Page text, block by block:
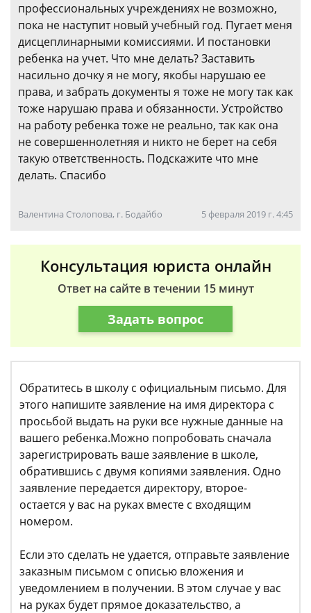
профессиональных учреждениях не возможно,
пока не наступит новый учебный год. Пугает меня
дисцеплинарными комиссиями. И постановки
ребенка на учет. Что мне делать? Заставить
насильно дочку я не могу, якобы нарушаю ее
права, и забрать документы я тоже не могу так как
тоже нарушаю права и обязанности. Устройство
на работу ребенка тоже не реально, так как она
не совершеннолетняя и никто не берет на себя
такую ответственность. Подскажите что мне
делать. Спасибо
Валентина Столопова, г. Бодайбо 5 февраля 2019 г. 4:45
Консультация юриста онлайн
Ответ на сайте в течении 15 минут
Задать вопрос
Обратитесь в школу с официальным письмо. Для
этого напишите заявление на имя директора с
просьбой выдать на руки все нужные данные на
вашего ребенка.Можно попробовать сначала
зарегистрировать ваше заявление в школе,
обратившись с двумя копиями заявления. Одно
заявление передается директору, второе-
остается у вас на руках вместе с входящим
номером.
Если это сделать не удается, отправьте заявление
заказным письмом с описью вложения и
уведомлением в получении. В этом случае у вас
на руках будет прямое доказательство, а